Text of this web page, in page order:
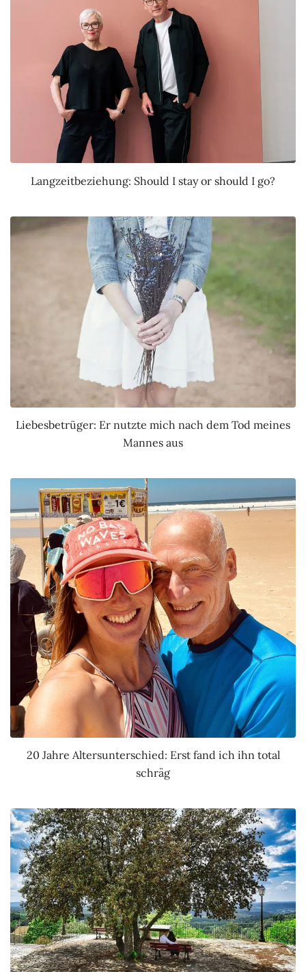
Langzeitbeziehung: Should I stay or should I go?
Liebesbetrüger: Er nutzte mich nach dem Tod meines
Mannes aus
20 Jahre Altersunterschied: Erst fand ich ihn total
schräg